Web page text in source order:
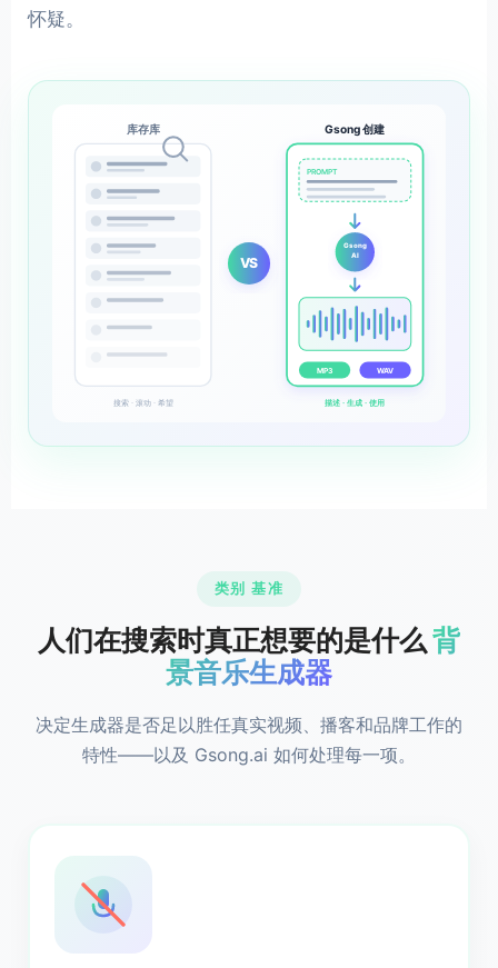
怀疑。
库存库
VS
Gsong 创建
PROMPT
Gsong
AI
MP3 WAV
搜索 · 滚动 · 希望 描述 · 生成 · 使用
类别 基准
人们在搜索时真正想要的是什么 背
景音乐生成器
决定生成器是否足以胜任真实视频、播客和品牌工作的
特性——以及 Gsong.ai 如何处理每一项。